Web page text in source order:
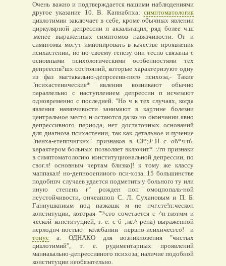
Очень важно и подтверждается нашими наблюдениями
другое указание 10. В. Капнабпха: симптоматология
циклотимии заключает в себе, кроме обычных явлении
циркулярной депрессии п акзальтацпл, ряд более ч.ш
.менее выраженных симптомов навязчивости. От и
симптомы могут импонировать в качестве проявления
психастении, но по своему генезу они тесно связаны с
основными психологическими особенностями тех
депрееспв?шх состояний, которые характеризуют одну
из фаз магтакально-депрсеенв-пого психоза,- Такие
"психастенические* явления возникают обычно
параллельно с наступлением депрессии п исчезают
одновременно с последней. "Но ч к тех случаях, когда
явления навязчивости занимают в картине болезни
центральное место н остаются да:ко но окончании явно
депрессивного периода, нет достаточных оснований
для диагноза психастении, так как детальное и.лучение
"пенха-етеппчнгкнх" признаков в CI*;J:.H с об*ч.п\.
характером больных позволяет включит* :/гп признаки
в симптоматологию конституциональной депрессии, по
свог.л! основным чертам близко]! к тому же классу
маппакал! но-депнооепииого пси-хоза. 15 большинстве
подобнпч случаев удается подметить у больного ту или
иную степень г" рожден поп омоцпопаль-ной
неустойчивости, ончеаппоп С. Л. Сухановым и П. Б.
Ганнушкпиым под пазкашк м не пчг.сте!п:ческоп
конституции, которая '"^сто сочетается с ^п-глотмм и
ческой конституцией, т. е. с б ;ле.^ репа) выраженной
иерлоднч-постью колебании нервно-исихичесгсо! и
тонус а. ОДНАКО для возникновения "чистых
циклотимий", т. е. рудиментарных проявлений
маниакально-депрессивного психоза, наличие подобной
конституции необязательно.